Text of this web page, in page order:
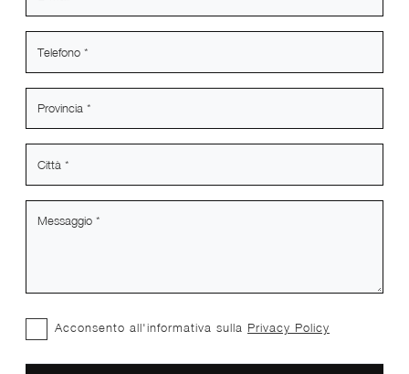
Acconsento all'informativa sulla Privacy Policy